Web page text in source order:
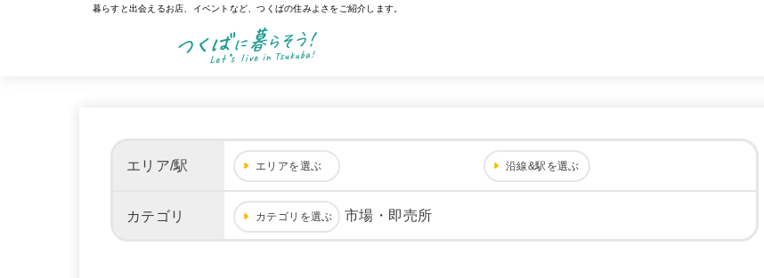
暮らすと出会えるお店、イベントなど、つくばの住みよさをご紹介します。
エリア/駅 エリアを選ぶ 沿線&駅を選ぶ
カテゴリ カテゴリを選ぶ 市場・即売所